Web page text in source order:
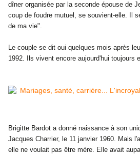
dîner organisée par la seconde épouse de
coup de foudre mutuel, se souvient-elle. Il
de ma vie".
Le couple se dit oui quelques mois après
1992. Ils vivent encore aujourd'hui toujours
Brigitte Bardot a donné naissance à son
Jacques Charrier, le 11 janvier 1960. Mais
elle ne voulait pas être mère. Elle avait